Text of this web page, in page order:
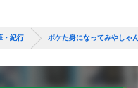
・紀行 ボケた身になってみやしゃ